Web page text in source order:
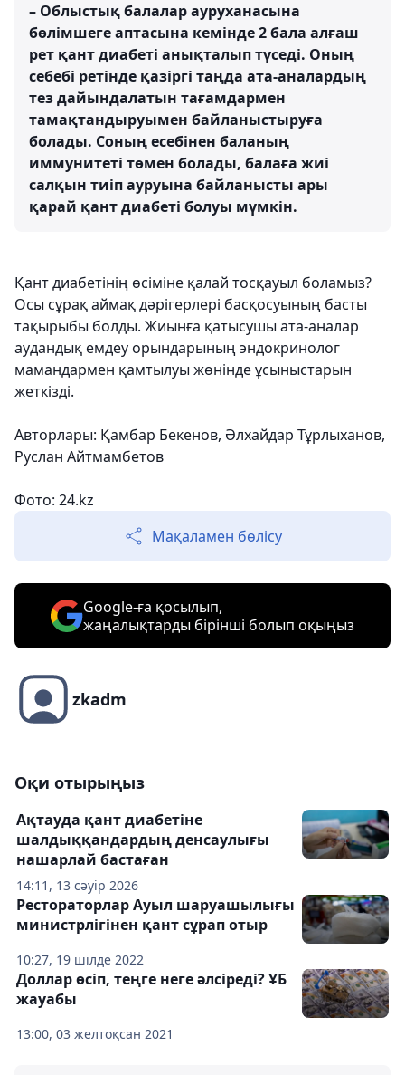
– Облыстық балалар ауруханасына
бөлімшеге аптасына кемінде 2 бала алғаш
рет қант диабеті анықталып түседі. Оның
себебі ретінде қазіргі таңда ата-аналардың
тез дайындалатын тағамдармен
тамақтандыруымен байланыстыруға
болады. Соның есебінен баланың
иммунитеті төмен болады, балаға жиі
салқын тиіп ауруына байланысты ары
қарай қант диабеті болуы мүмкін.
Қант диабетінің өсіміне қалай тосқауыл боламыз?
Осы сұрақ аймақ дәрігерлері басқосуының басты
тақырыбы болды. Жиынға қатысушы ата-аналар
аудандық емдеу орындарының эндокринолог
мамандармен қамтылуы жөнінде ұсыныстарын
жеткізді.
Авторлары: Қамбар Бекенов, Әлхайдар Тұрлыханов,
Руслан Айтмамбетов
Фото: 24.kz
Мақаламен бөлісу
Google-ға қосылып,
жаңалықтарды бірінші болып оқыңыз
zkadm
Оқи отырыңыз
14:11, 13 сәуір 2026
Ақтауда қант диабетіне
шалдыққандардың денсаулығы
нашарлай бастаған
10:27, 19 шілде 2022
Рестораторлар Ауыл шаруашылығы
министрлігінен қант сұрап отыр
13:00, 03 желтоқсан 2021
Доллар өсіп, теңге неге әлсіреді? ҰБ
жауабы